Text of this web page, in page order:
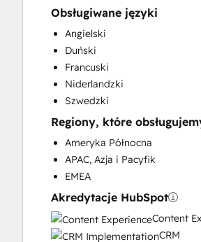
Help Desk Implementation
HubSpot Onboarding
Knowledge Base Development
Paid Advertising
Programmable Automation
Sales and Marketing Alignment
Sales Coaching and Training
Sales Enablement
Search Engine Optimization
Social Media
Video Production
Website Design
Website Development
Website Migration
Obsługiwane języki
Angielski
Duński
Francuski
Niderlandzki
Szwedzki
Regiony, które
Ameryka Północna
APAC, Azja i Pacyfik
EMEA
Akredytacje HubSpot
Content
CRM